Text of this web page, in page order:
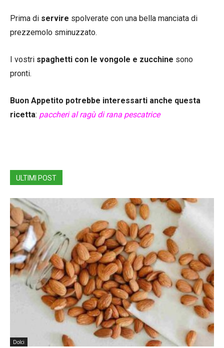
Prima di servire spolverate con una bella manciata di
prezzemolo sminuzzato.
I vostri spaghetti con le vongole e zucchine sono
pronti.
Buon Appetito potrebbe interessarti anche questa
ricetta: paccheri al ragù di rana pescatrice
ULTIMI POST
Dolci